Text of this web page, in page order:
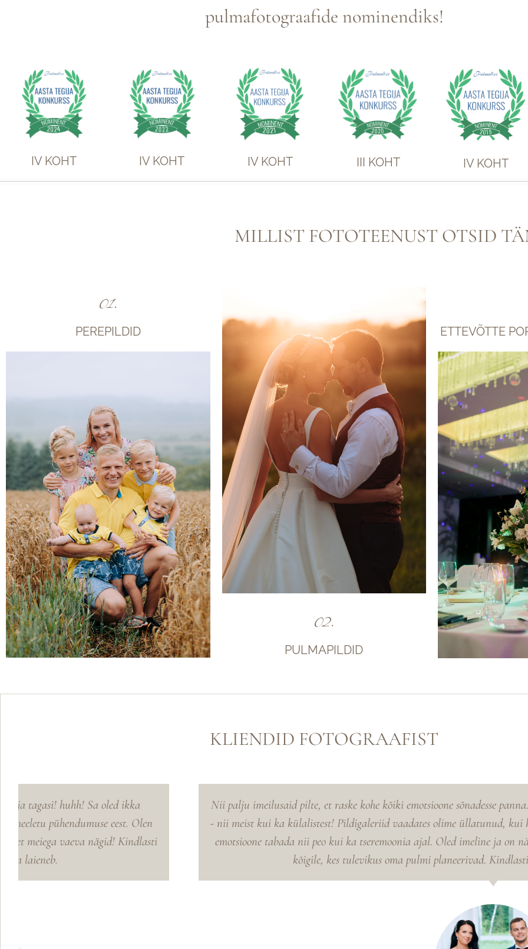
pulmafotograafide nominendiks!
IV KOHT IV KOHT IV KOHT III KOHT IV KOHT
MILLIST FOTOTEENUST OTSID
01.
PEREPILDID
02.
PULMAPILDID
ETTEVÕTTE
KLIENDID FOTOGRAAFIST
Nii palju imeilusaid pilte, et raske kohe kõiki emotsioone sõnadesse panna. Uskumatu, kui hästi sa suutsid kõiki
- nii meist kui ka külalistest! Pildigaleriid vaadates olime üllatunud, kui häid pilte sul õnnestus külalistest
emotsioone tabada nii peo kui ka tseremoonia ajal. Oled imeline ja on näha, et teed oma tööd südamega.
kõigile, kes tulevikus oma pulmi planeerivad. Kindlasti kohtume ka ise Sinuga veel tulevikus.